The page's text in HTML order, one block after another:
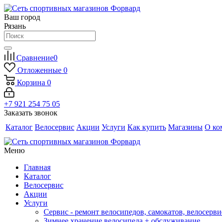
Ваш город
Рязань
Сравнение0
Отложенные 0
Корзина 0
+7 921 254 75 05
Заказать звонок
Каталог Велосервис Акции Услуги Как купить Магазины О
Меню
Главная
Каталог
Велосервис
Акции
Услуги
Сервис - ремонт велосипедов, самокатов,